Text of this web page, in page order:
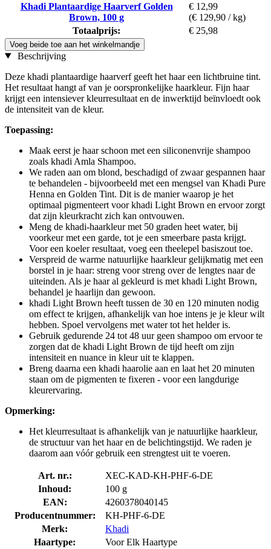
Khadi Plantaardige Haarverf Golden
Brown, 100 g
€ 12,99
(€ 129,90 / kg)
Totaalprijs:
€ 25,98
Voeg beide toe aan het winkelmandje
Beschrijving
Deze khadi plantaardige haarverf geeft het haar een lichtbruine tint.
Het resultaat hangt af van je oorspronkelijke haarkleur. Fijn haar
krijgt een intensiever kleurresultaat en de inwerktijd beïnvloedt ook
de intensiteit van de kleur.
Toepassing:
Maak eerst je haar schoon met een siliconenvrije shampoo
zoals khadi Amla Shampoo.
We raden aan om blond, beschadigd of zwaar gespannen haar
te behandelen - bijvoorbeeld met een mengsel van Khadi Pure
Henna en Golden Tint. Dit is de manier waarop je het
optimaal pigmenteert voor khadi Light Brown en ervoor zorgt
dat zijn kleurkracht zich kan ontvouwen.
Meng de khadi-haarkleur met 50 graden heet water, bij
voorkeur met een garde, tot je een smeerbare pasta krijgt.
Voor een koeler resultaat, voeg een theelepel basiszout toe.
Verspreid de warme natuurlijke haarkleur gelijkmatig met een
borstel in je haar: streng voor streng over de lengtes naar de
uiteinden. Als je haar al gekleurd is met khadi Light Brown,
behandel je haarlijn dan gewoon.
khadi Light Brown heeft tussen de 30 en 120 minuten nodig
om effect te krijgen, afhankelijk van hoe intens je je kleur wilt
hebben. Spoel vervolgens met water tot het helder is.
Gebruik gedurende 24 tot 48 uur geen shampoo om ervoor te
zorgen dat de khadi Light Brown de tijd heeft om zijn
intensiteit en nuance in kleur uit te klappen.
Breng daarna een khadi haarolie aan en laat het 20 minuten
staan om de pigmenten te fixeren - voor een langdurige
kleurervaring.
Opmerking:
Het kleurresultaat is afhankelijk van je natuurlijke haarkleur,
de structuur van het haar en de belichtingstijd. We raden je
daarom aan vóór gebruik een strengtest uit te voeren.
Art. nr.:
XEC-KAD-KH-PHF-6-DE
Inhoud:
100 g
EAN:
4260378040145
Producentnummer:
KH-PHF-6-DE
Merk:
Khadi
Haartype:
Voor Elk Haartype